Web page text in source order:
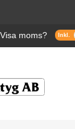
Visa moms?